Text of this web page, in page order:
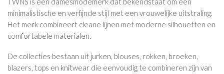
minimalistische en verfijnde stijl met een vrouwelijke uitstraling.
Het merk combineert cleane lijnen met moderne silhouetten en
comfortabele materialen.
De collecties bestaan uit jurken, blouses, rokken, broeken,
blazers, tops en knitwear die eenvoudig te combineren zijn van